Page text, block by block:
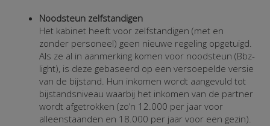
Noodsteun zelfstandigen
Het kabinet heeft voor zelfstandigen (met en
zonder personeel) geen nieuwe regeling opgetuigd.
Als ze al in aanmerking komen voor noodsteun (Bbz-
light), is deze gebaseerd op een versoepelde versie
van de bijstand. Hun inkomen wordt aangevuld tot
bijstandsniveau waarbij het inkomen van de partner
wordt afgetrokken (zo’n 12.000 per jaar voor
alleenstaanden en 18.000 per jaar voor een gezin).